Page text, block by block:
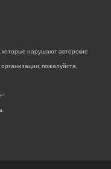
нарушают авторские
пожалуйста,